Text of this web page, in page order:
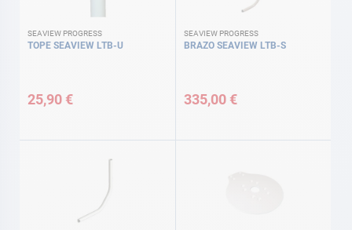
SEAVIEW PROGRESS
TOPE SEAVIEW LTB-U
25,90 €
SEAVIEW PROGRESS
BRAZO SEAVIEW LTB-S
335,00 €